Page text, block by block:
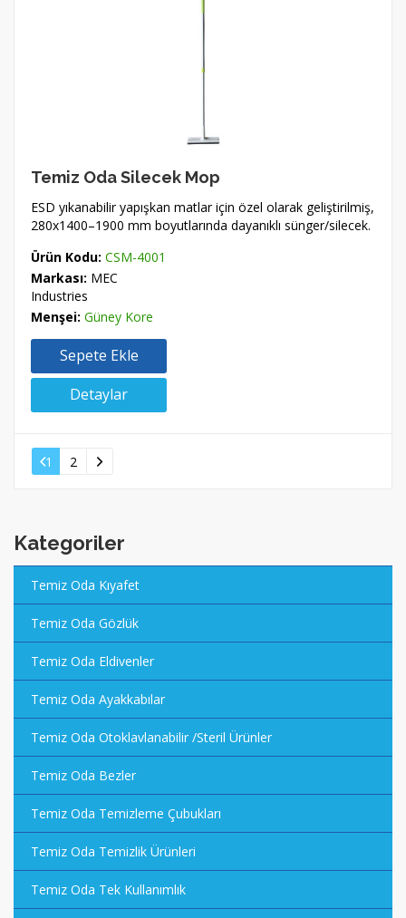
Temiz Oda Silecek Mop
ESD yıkanabilir yapışkan matlar için özel olarak geliştirilmiş,
280x1400–1900 mm boyutlarında dayanıklı sünger/silecek.
Ürün Kodu: CSM-4001
Markası: MEC
Industries
Menşei: Güney Kore
Sepete Ekle
Detaylar
1 2
Kategoriler
Temiz Oda Kıyafet
Temiz Oda Gözlük
Temiz Oda Eldivenler
Temiz Oda Ayakkabılar
Temiz Oda Otoklavlanabilir /Steril Ürünler
Temiz Oda Bezler
Temiz Oda Temizleme Çubukları
Temiz Oda Temizlik Ürünleri
Temiz Oda Tek Kullanımlık